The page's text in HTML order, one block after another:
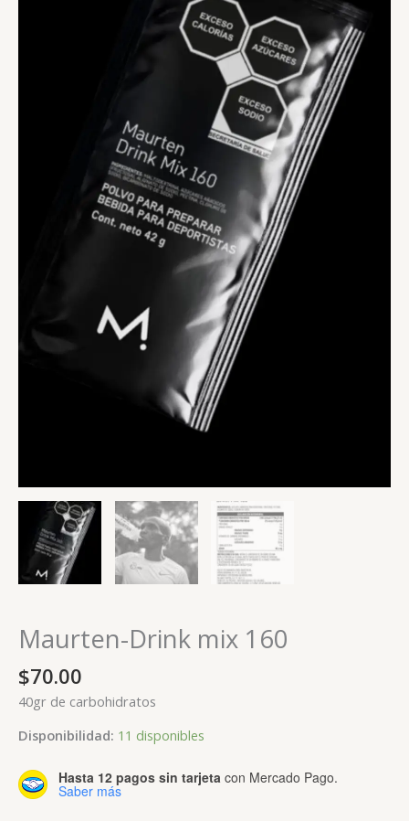
Maurten-Drink mix 160
$70.00
40gr de carbohidratos
Disponibilidad: 11 disponibles
Hasta 12 pagos sin tarjeta con Mercado Pago.
Saber más